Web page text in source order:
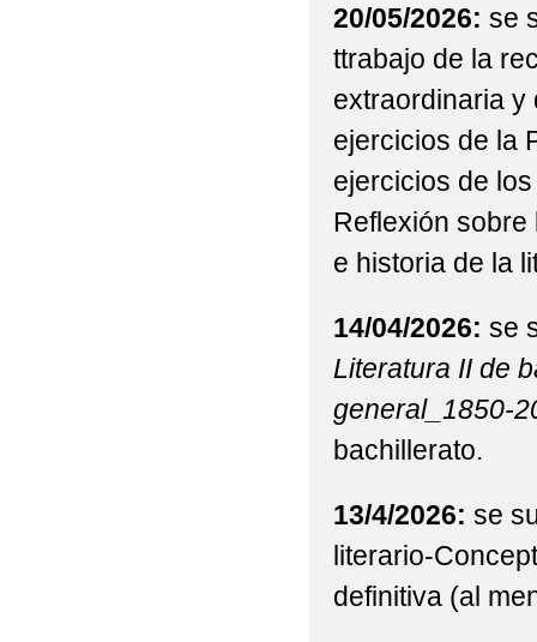
20/05/2026: se
ttrabajo de la
extraordinaria y
ejercicios de la
ejercicios de
Reflexión sobre
e historia de la
14/04/2026: se
Literatura II de
general_1850-
bachillerato.
13/4/2026: se
literario-
definitiva (al